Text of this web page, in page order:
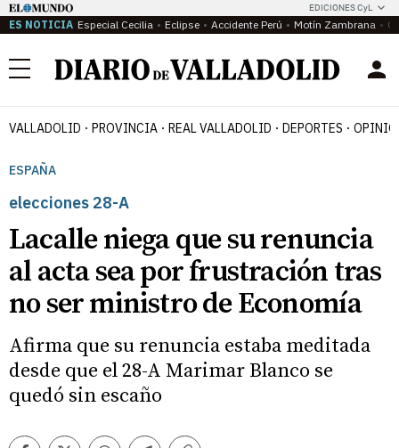
EDICIONES CyL
ES NOTICIA Especial Cecilia Eclipse Accidente Perú Motín Zambrana
Menú
VALLADOLID PROVINCIA REAL VALLADOLID DEPORTES
ESPAÑA
elecciones 28-A
Lacalle niega que su renuncia
al acta sea por frustración tras
no ser ministro de Economía
Afirma que su renuncia estaba meditada
desde que el 28-A Marimar Blanco se
quedó sin escaño